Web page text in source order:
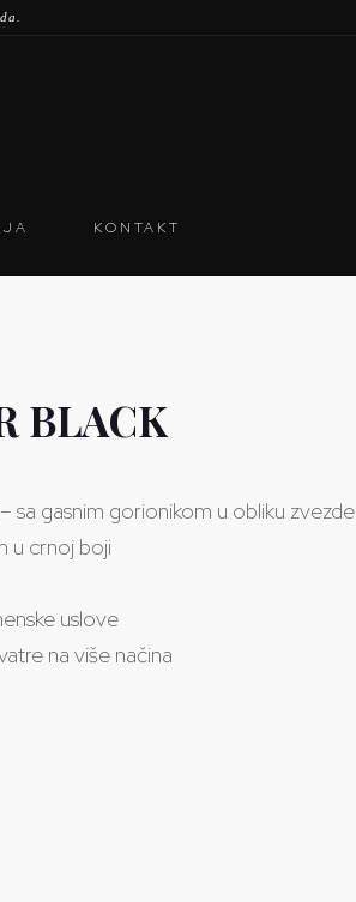
KONTAKT
BLACK
sa gasnim gorionikom u obliku zvezde
u crnoj boji
uslove
na više načina